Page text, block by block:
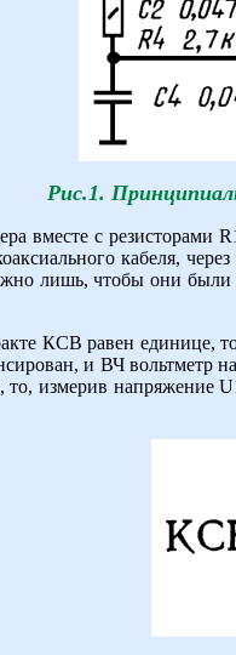
Рис.1.
вместе с резисторами
кабеля,
лишь, чтобы они
КСВ равен единице,
и ВЧ вольтметр
измерив напряжение